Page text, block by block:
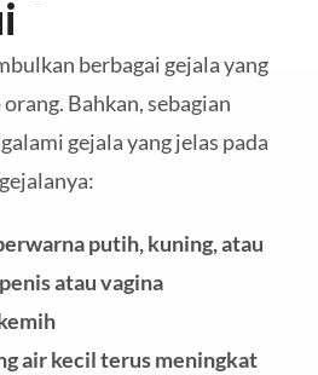
berbagai gejala yang
Bahkan, sebagian
gejala yang jelas pada
putih, kuning, atau
atau vagina
air kecil terus meningkat